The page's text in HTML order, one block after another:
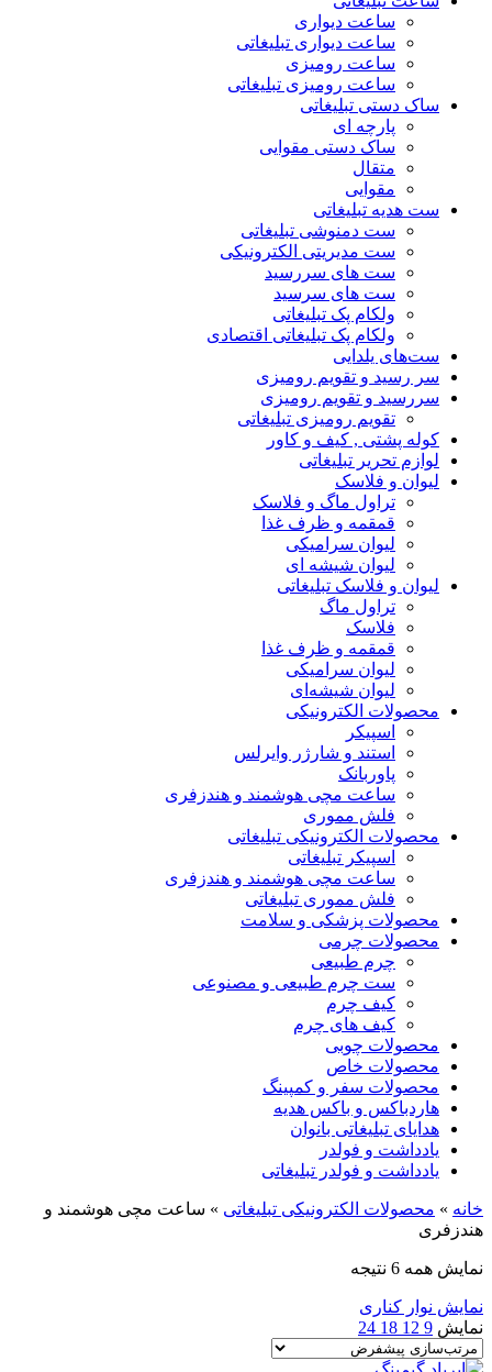
ساعت دیواری
ساعت دیواری تبلیغاتی
ساعت رومیزی
ساعت رومیزی تبلیغاتی
ساک دستی تبلیغاتی
پارچه ای
ساک دستی مقوایی
متقال
مقوایی
ست هدیه تبلیغاتی
ست دمنوشی تبلیغاتی
ست مدیریتی الکترونیکی
ست های سررسید
ست های سرسید
ولکام پک تبلیغاتی
ولکام پک تبلیغاتی اقتصادی
ست‌های یلدایی
سر رسید و تقویم رومیزی
سررسید و تقویم رومیزی
تقویم رومیزی تبلیغاتی
کوله پشتی , کیف و کاور
لوازم تحریر تبلیغاتی
لیوان و فلاسک
تراول ماگ و فلاسک
قمقمه و ظرف غذا
لیوان سرامیکی
لیوان شیشه ای
لیوان و فلاسک تبلیغاتی
تراول ماگ
فلاسک
قمقمه و ظرف غذا
لیوان سرامیکی
لیوان شیشه‌ای
محصولات الکترونیکی
اسپیکر
استند و شارژر وایرلس
پاوربانک
ساعت مچی هوشمند و هندزفری
فلش مموری
محصولات الکترونیکی تبلیغاتی
اسپیکر تبلیغاتی
ساعت مچی هوشمند و هندزفری
فلش مموری تبلیغاتی
محصولات پزشکی و سلامت
محصولات چرمی
چرم طبیعی
ست چرم طبیعی و مصنوعی
کیف چرم
کیف های چرم
محصولات چوبی
محصولات خاص
محصولات سفر و کمپینگ
هاردباکس و باکس هدیه
هدایای تبلیغاتی بانوان
یادداشت و فولدر
یادداشت و فولدر تبلیغاتی
خانه » محصولات الکترونیکی تبلیغاتی » ساعت مچی هوشمند و
هندزفری
نمایش همه 6 نتیجه
نمایش نوار کناری
نمایش 9
12
18
24